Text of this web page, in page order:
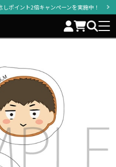
ポイント2倍キャンペーンを実施中！